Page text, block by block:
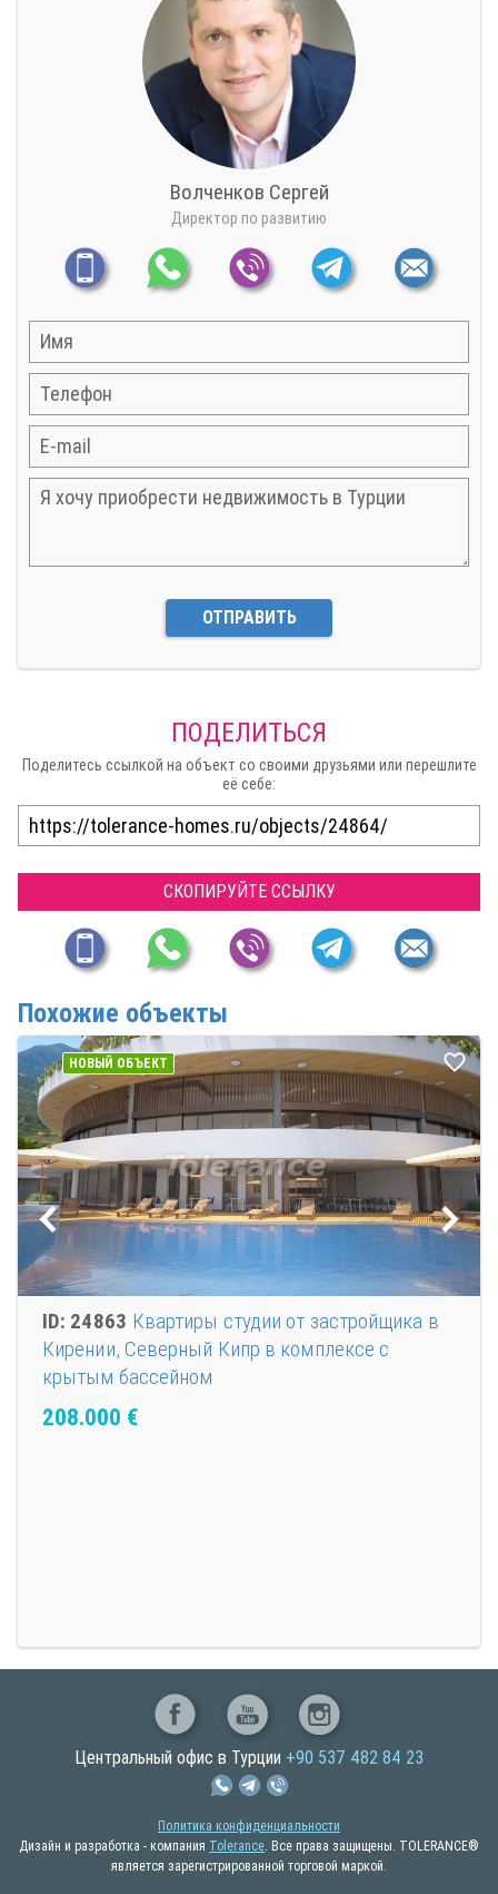
Волченков Сергей
Директор по развитию
ОТПРАВИТЬ
ПОДЕЛИТЬСЯ
Поделитесь ссылкой на объект со своими друзьями или перешлите
её себе:
СКОПИРУЙТЕ ССЫЛКУ
Похожие объекты
ID: 24863 Квартиры студии от застройщика в
Кирении, Северный Кипр в комплексе с
крытым бассейном
208.000 €
НОВЫЙ ОБЪЕКТ
Центральный офис в Турции +90 537 482 84 23
Политика конфиденциальности
Дизайн и разработка - компания Tolerance . Все права защищены. TOLERANCE®
является зарегистрированной торговой маркой.